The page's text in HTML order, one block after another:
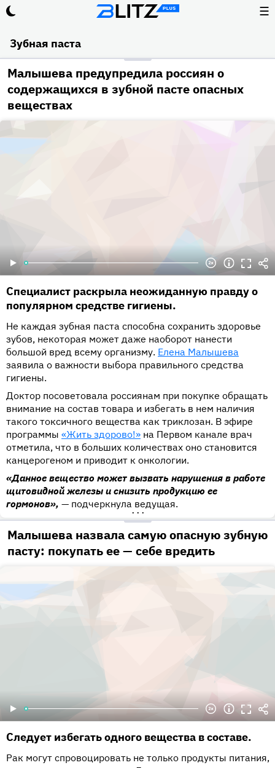
☰
Зубная паста
Малышева предупредила россиян о
содержащихся в зубной пасте опасных
веществах
Специалист раскрыла неожиданную правду о
популярном средстве гигиены.
Не каждая зубная паста способна сохранить здоровье
зубов, некоторая может даже наоборот нанести
большой вред всему организму. Елена Малышева
заявила о важности выбора правильного средства
гигиены.
Доктор посоветовала россиянам при покупке обращать
внимание на состав товара и избегать в нем наличия
такого токсичного вещества как триклозан. В эфире
программы «Жить здорово!» на Первом канале врач
отметила, что в больших количествах оно становится
канцерогеном и приводит к онкологии.
«Данное вещество может вызвать нарушения в работе
щитовидной железы и снизить продукцию ее
гормонов», — подчеркнула ведущая.
•••
Малышева назвала самую опасную зубную
пасту: покупать ее — себе вредить
Следует избегать одного вещества в составе.
Рак могут спровоцировать не только продукты питания,